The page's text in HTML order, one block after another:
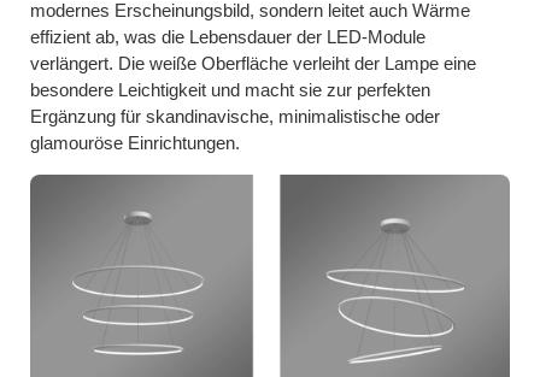
modernes Erscheinungsbild, sondern leitet auch Wärme
effizient ab, was die Lebensdauer der LED-Module
verlängert. Die weiße Oberfläche verleiht der Lampe eine
besondere Leichtigkeit und macht sie zur perfekten
Ergänzung für skandinavische, minimalistische oder
glamouröse Einrichtungen.